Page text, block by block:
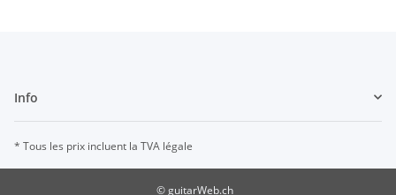
Info
* Tous les prix incluent la TVA légale
© guitarWeb.ch